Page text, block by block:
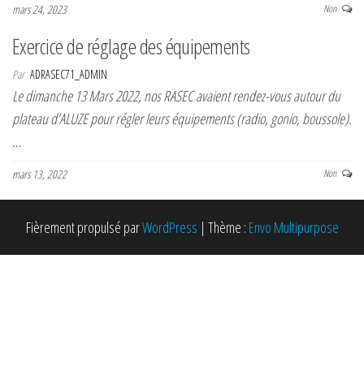
mars 24, 2023 Non
Exercice de réglage des équipements
Par ADRASEC71_ADMIN
Le dimanche 13 Mars 2022, nos RASEC avaient rendez-vous autour du
plateau d’ALUZE pour régler leurs équipements (radio, gonio, boussole).
…
mars 13, 2022 Non
Fièrement propulsé parWordPress | Thème : Envo Multipurpose